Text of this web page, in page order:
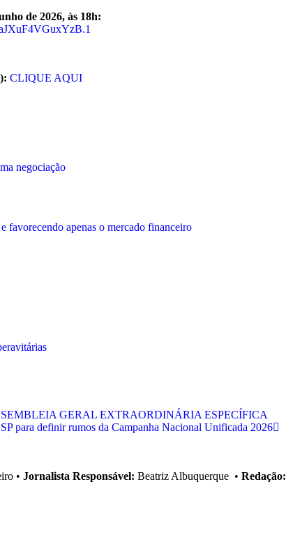
de 2026, às 18h:
CLIQUE AQUI
negociação
favorecendo apenas o mercado financeiro
GERAL EXTRAORDINÁRIA ESPECÍFICA
para definir rumos da Campanha Nacional Unificada 2026
• Jornalista Responsável: Beatriz Albuquerque • Redação: